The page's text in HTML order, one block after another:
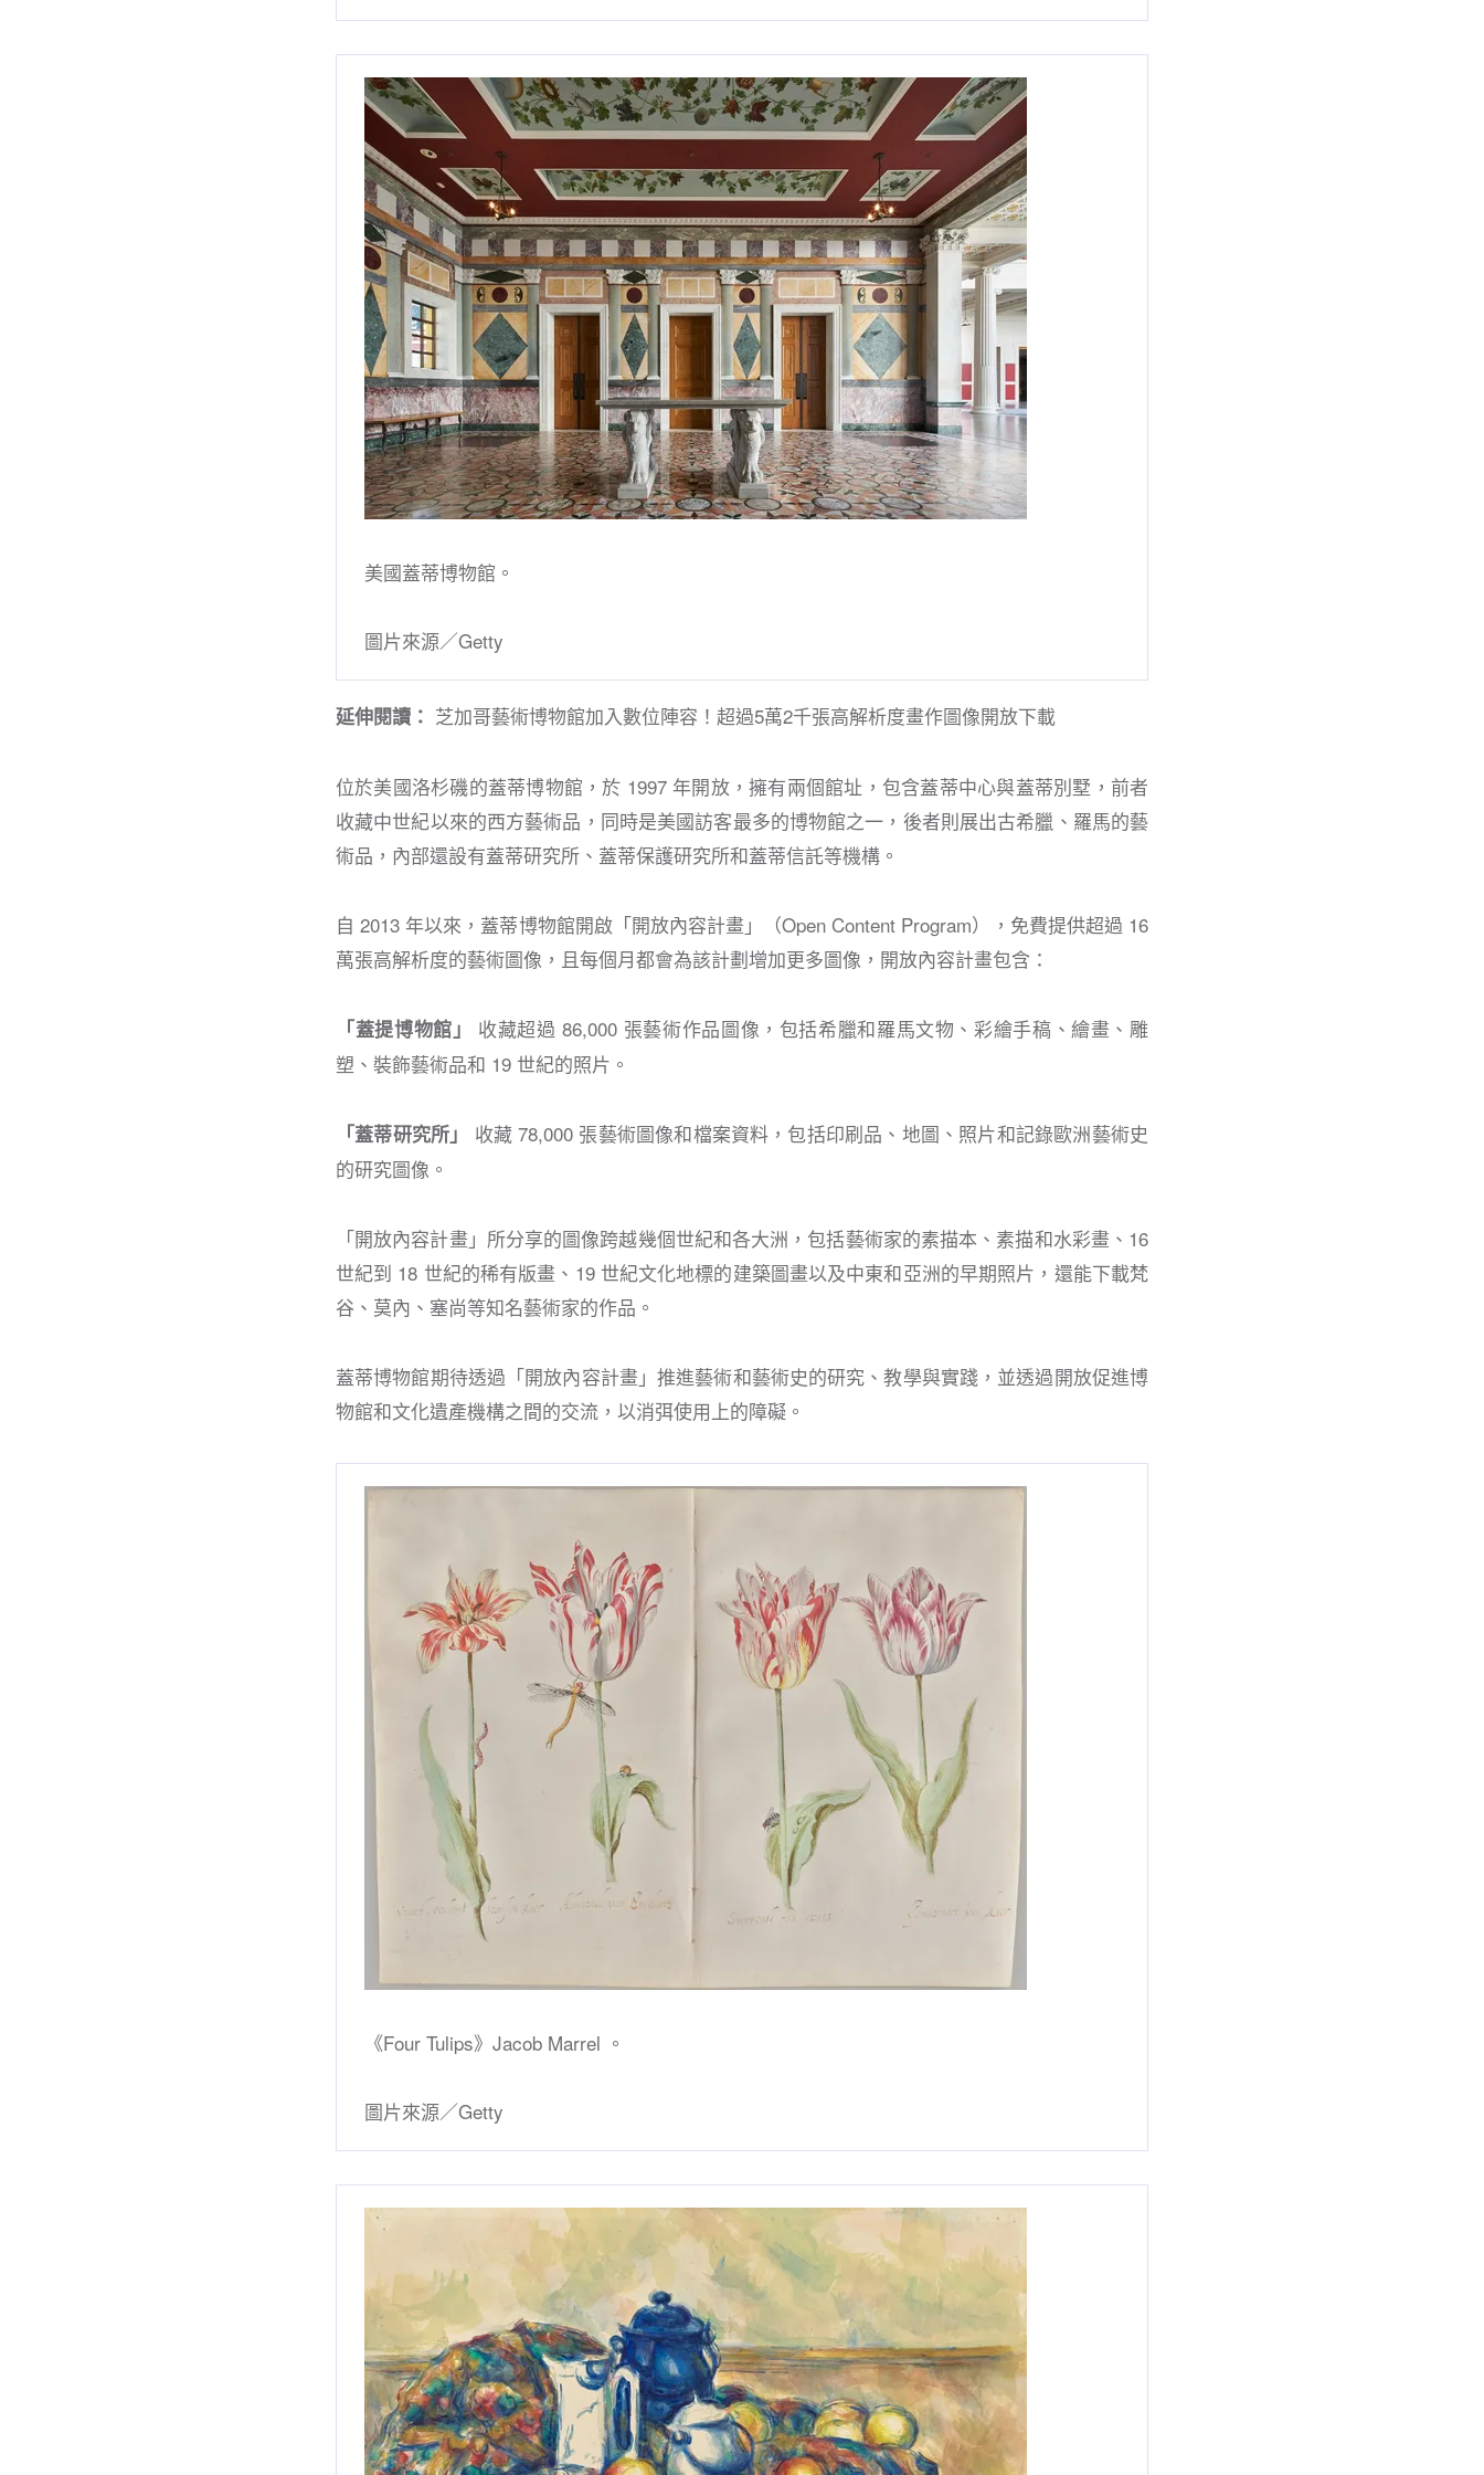
美國蓋蒂博物館。
圖片來源／Getty
延伸閱讀： 芝加哥藝術博物館加入數位陣容！超過5萬2千張高解析度畫作圖像開放下載
位於美國洛杉磯的蓋蒂博物館，於 1997 年開放，擁有兩個館址，包含蓋蒂中心與蓋蒂別墅，前者
收藏中世紀以來的西方藝術品，同時是美國訪客最多的博物館之一，後者則展出古希臘、羅馬的藝
術品，內部還設有蓋蒂研究所、蓋蒂保護研究所和蓋蒂信託等機構。
自 2013 年以來，蓋蒂博物館開啟「開放內容計畫」（Open Content Program），免費提供超過 16
萬張高解析度的藝術圖像，且每個月都會為該計劃增加更多圖像，開放內容計畫包含：
「蓋提博物館」
收藏超過 86,000 張藝術作品圖像，包括希臘和羅馬文物、彩繪手稿、繪畫、雕
塑、裝飾藝術品和 19 世紀的照片。
「蓋蒂研究所」
收藏 78,000 張藝術圖像和檔案資料，包括印刷品、地圖、照片和記錄歐洲藝術史
的研究圖像。
「開放內容計畫」所分享的圖像跨越幾個世紀和各大洲，包括藝術家的素描本、素描和水彩畫、16
世紀到 18 世紀的稀有版畫、19 世紀文化地標的建築圖畫以及中東和亞洲的早期照片，還能下載梵
谷、莫內、塞尚等知名藝術家的作品。
蓋蒂博物館期待透過「開放內容計畫」推進藝術和藝術史的研究、教學與實踐，並透過開放促進博
物館和文化遺產機構之間的交流，以消弭使用上的障礙。
《Four Tulips》Jacob Marrel 。
圖片來源／Getty